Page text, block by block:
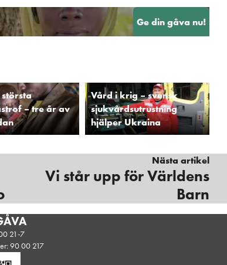
Ge din gåva nu!
– tre år av
Vård i krig – svensk
sjukvårdsutrustning
hjälper Ukraina
Nästa artikel
Vi står upp för Världens
Barn
21-7
90 00 217